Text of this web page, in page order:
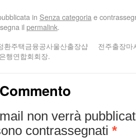
in Senza categoria e
il permalink.
환주택금융공사울산 출장샵
행연합회회장.
전주출장마
non verrà
contrassegnati *